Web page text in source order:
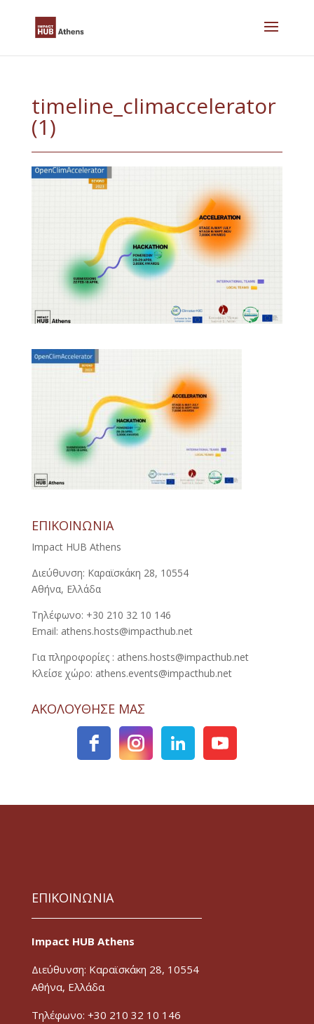
timeline_climaccelerator
(1)
ΕΠΙΚΟΙΝΩΝΙΑ
Impact HUB Athens
Διεύθυνση: Καραϊσκάκη 28, 10554
Αθήνα, Ελλάδα
Τηλέφωνο: +30 210 32 10 146
Email: athens.hosts@impacthub.net
Για πληροφορίες : athens.hosts@impacthub.net
Κλείσε χώρο: athens.events@impacthub.net
ΑΚΟΛΟΥΘΗΣΕ ΜΑΣ
ΕΠΙΚΟΙΝΩΝΙΑ
Impact HUB Athens
Διεύθυνση: Καραϊσκάκη 28, 10554
Αθήνα, Ελλάδα
Τηλέφωνο: +30 210 32 10 146